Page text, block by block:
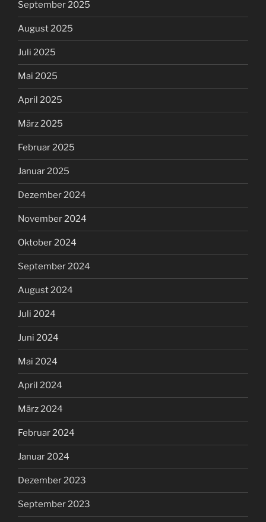
September 2025
August 2025
Juli 2025
Mai 2025
April 2025
März 2025
Februar 2025
Januar 2025
Dezember 2024
November 2024
Oktober 2024
September 2024
August 2024
Juli 2024
Juni 2024
Mai 2024
April 2024
März 2024
Februar 2024
Januar 2024
Dezember 2023
September 2023